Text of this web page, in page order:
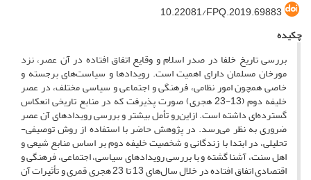
10.22081/FPQ.2019.69883
چکیده
بررسی تاریخ خلفا در صدر اسلام و وقایع اتفاق افتاده در آن عصر، نزد
مورخان مسلمان دارای اهمیت است. رویدادها و سیاست‌های برجسته و
خاصی همچون امور نظامی، فرهنگی و اجتماعی و سیاسی مختلف، در عصر
خلیفه دوم (13-23 هجری) صورت پذیرفت که در منابع تاریخی انعکاس
گسترده‌ای داشته است. ازاین‌رو تأمل بیشتر و بررسی رویدادهای آن عصر
ضروری به نظر می‌رسد. در پژوهش حاضر با استفاده از روش توصیفی-
تحلیلی، در ابتدا با زندگانی و شخصیت خلیفه دوم بر اساس منابع شیعی و
اهل سنت، آشنا گشته و با بررسی رویدادهای سیاسی، اجتماعی، فرهنگی و
اقتصادی اتفاق افتاده در خلال سال‌های 13 تا 23 هجری قمری و تأثیرات آن